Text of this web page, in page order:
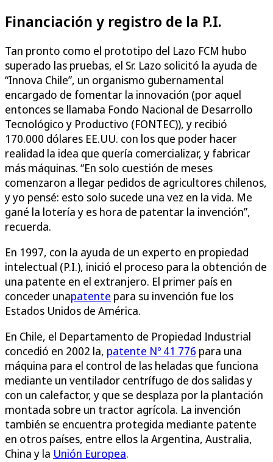
Financiación y registro de la P.I.
Tan pronto como el prototipo del Lazo FCM hubo
superado las pruebas, el Sr. Lazo solicitó la ayuda de
“Innova Chile”, un organismo gubernamental
encargado de fomentar la innovación (por aquel
entonces se llamaba Fondo Nacional de Desarrollo
Tecnológico y Productivo (FONTEC)), y recibió
170.000 dólares EE.UU. con los que poder hacer
realidad la idea que quería comercializar, y fabricar
más máquinas. “En solo cuestión de meses
comenzaron a llegar pedidos de agricultores chilenos,
y yo pensé: esto solo sucede una vez en la vida. Me
gané la lotería y es hora de patentar la invención”,
recuerda.
En 1997, con la ayuda de un experto en propiedad
intelectual (P.I.), inició el proceso para la obtención de
una patente en el extranjero. El primer país en
conceder unapatente para su invención fue los
Estados Unidos de América.
En Chile, el Departamento de Propiedad Industrial
concedió en 2002 la, patente Nº 41 776 para una
máquina para el control de las heladas que funciona
mediante un ventilador centrífugo de dos salidas y
con un calefactor, y que se desplaza por la plantación
montada sobre un tractor agrícola. La invención
también se encuentra protegida mediante patente
en otros países, entre ellos la Argentina, Australia,
China y la Unión Europea.